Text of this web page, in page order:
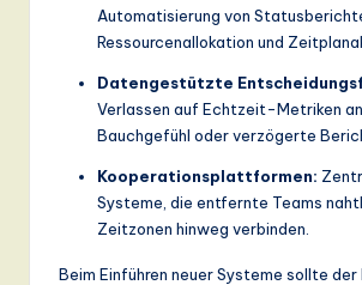
Automatisierung von
Ressourcenallokation und
Datengestützte
Verlassen auf Echtzeit-Metriken
Bauchgefühl oder verzögerte
Kooperationsplattformen:
Systeme, die entfernte Teams
Zeitzonen hinweg verbinden.
Beim Einführen neuer Systeme sollte